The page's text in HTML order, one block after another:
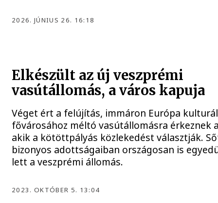
2026. JÚNIUS 26. 16:18
Elkészült az új veszprémi
vasútállomás, a város kapuja
Véget ért a felújítás, immáron Európa
fővárosához méltó vasútállomásra érkeznek
akik a kötöttpályás közlekedést választják.
bizonyos adottságaiban országosan is
lett a veszprémi állomás.
2023. OKTÓBER 5. 13:04